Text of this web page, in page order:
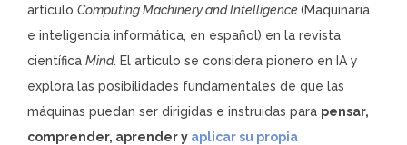
artículo Computing Machinery and Intelligence (Maquinaria
e inteligencia informática, en español) en la revista
científica Mind. El artículo se considera pionero en IA y
explora las posibilidades fundamentales de que las
máquinas puedan ser dirigidas e instruidas para pensar,
comprender, aprender y aplicar su propia